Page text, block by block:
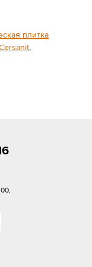
плитка
,